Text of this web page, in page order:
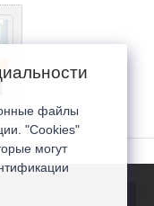
файлы
"Cookies"
могут